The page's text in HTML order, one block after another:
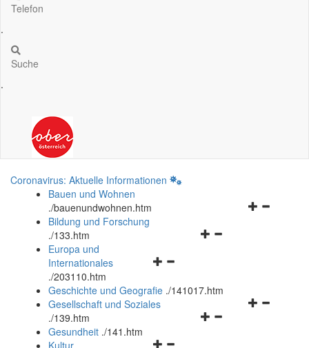
Telefon
.
Suche
.
Coronavirus: Aktuelle Informationen
Bauen und Wohnen
./bauenundwohnen.htm
Navigationsmenü
Bildung und Forschung
./133.htm
Navigationsmenü
und
schließen
Europa und
Internationales
./203110.htm
Geschichte und Geografie ./141017.htm
Navigationsmenü
Gesellschaft und Soziales
./139.htm
Navigationsmenü
Gesundheit ./141.htm
Kultur